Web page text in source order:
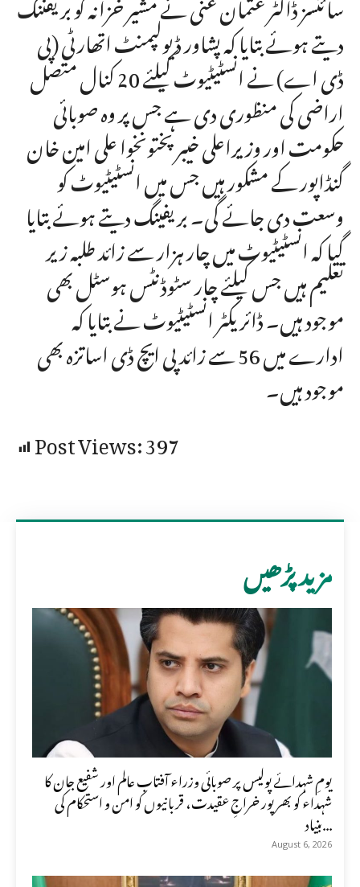
دیتے ہوئے بتایا کہ پشاور ڈیولپمنٹ اتھارٹی (پی
ڈی اے) نے انسٹیٹیوٹ کیلئے 20 کنال متصل
اراضی کی منظوری دی ہے جس پر وہ صوبائی
حکومت اور وزیراعلی خیبرپختونخوا علی امین خان
گنڈاپور کے مشکور ہیں جس میں انسٹیٹیوٹ کو
وسعت دی جائے گی۔ بریفینگ دیتے ہوئے بتایا
گیا کہ انسٹیٹیوٹ میں چار ہزار سے زائد طلبہ زیر
تعلیم ہیں جس کیلئے چار سٹوڈنٹس ہوسٹل بھی
موجود ہیں۔ ڈائریکٹر انسٹیٹیوٹ نے بتایا کہ
ادارے میں 56 سے زائد پی ایچ ڈی اساتزہ بھی
موجود ہیں۔
Post Views:397
مزید پڑھیں
یومِ شہدائے پولیس پر صوبائی وزراء آفتاب عالم اور شفیع جان کا
شہداء کو بھرپور خراجِ عقیدت، قربانیوں کو امن و استحکام کی
بنیاد...
August 6, 2026